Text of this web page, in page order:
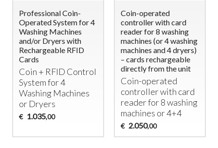
Professional Coin-
Operated System for 4
Washing Machines
and/or Dryers with
Rechargeable RFID
Cards
Coin + RFID Control
System for 4
Washing Machines
or Dryers
€ 1.035,00
Coin-operated
controller with card
reader for 8 washing
machines (or 4 washing
machines and 4 dryers)
– cards rechargeable
directly from the unit
Coin-operated
controller with card
reader for 8 washing
machines or 4+4
€ 2.050,00